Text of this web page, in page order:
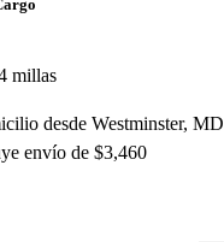
millas
desde Westminster, MD
envío de $3,460